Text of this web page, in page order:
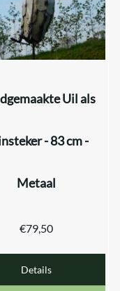
Uil als
- 83 cm -
Metaal
€79,50
Details